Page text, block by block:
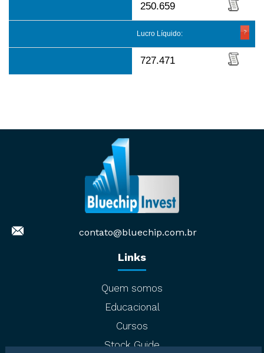
250.659
Lucro Líquido:
727.471
contato@bluechip.com.br
Links
Quem somos
Educacional
Cursos
Stock Guide